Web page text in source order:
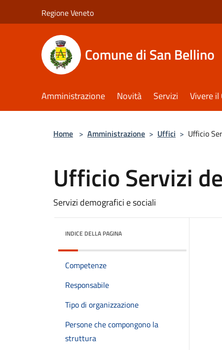
Regione Veneto
Comune di San Bellino
Amministrazione Novità Servizi Vivere
Home > Amministrazione > Uffici > Ufficio
Ufficio Servizi
Servizi demografici e sociali
INDICE DELLA PAGINA
Competenze
Responsabile
Tipo di organizzazione
Persone che compongono la
struttura